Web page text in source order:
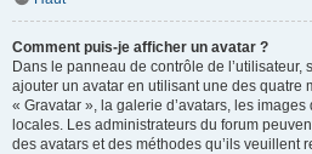
Comment puis-je afficher un avatar ?
Dans le panneau de contrôle de l’utilisateur,
ajouter un avatar en utilisant une des quatre
« Gravatar », la galerie d’avatars, les
locales. Les administrateurs du forum
des avatars et des méthodes qu’ils veuillent